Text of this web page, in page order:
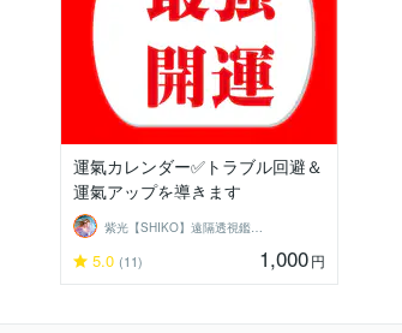
運氣カレンダー✅トラブル回避＆
運氣アップを導きます
紫光【SHIKO】遠隔透視鑑定士
5.0 (11) 1,000円